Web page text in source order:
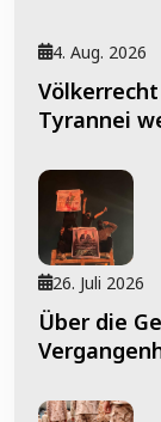
4. Aug. 2026
Tyrannei
26. Juli 2026
Über die